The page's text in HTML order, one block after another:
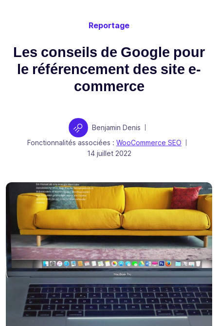
Reportage
Les conseils de Google pour
le référencement des site e-
commerce
Auteur
Benjamin Denis
Fonctionnalités associées : WooCommerce SEO
Publié le
14 juillet 2022